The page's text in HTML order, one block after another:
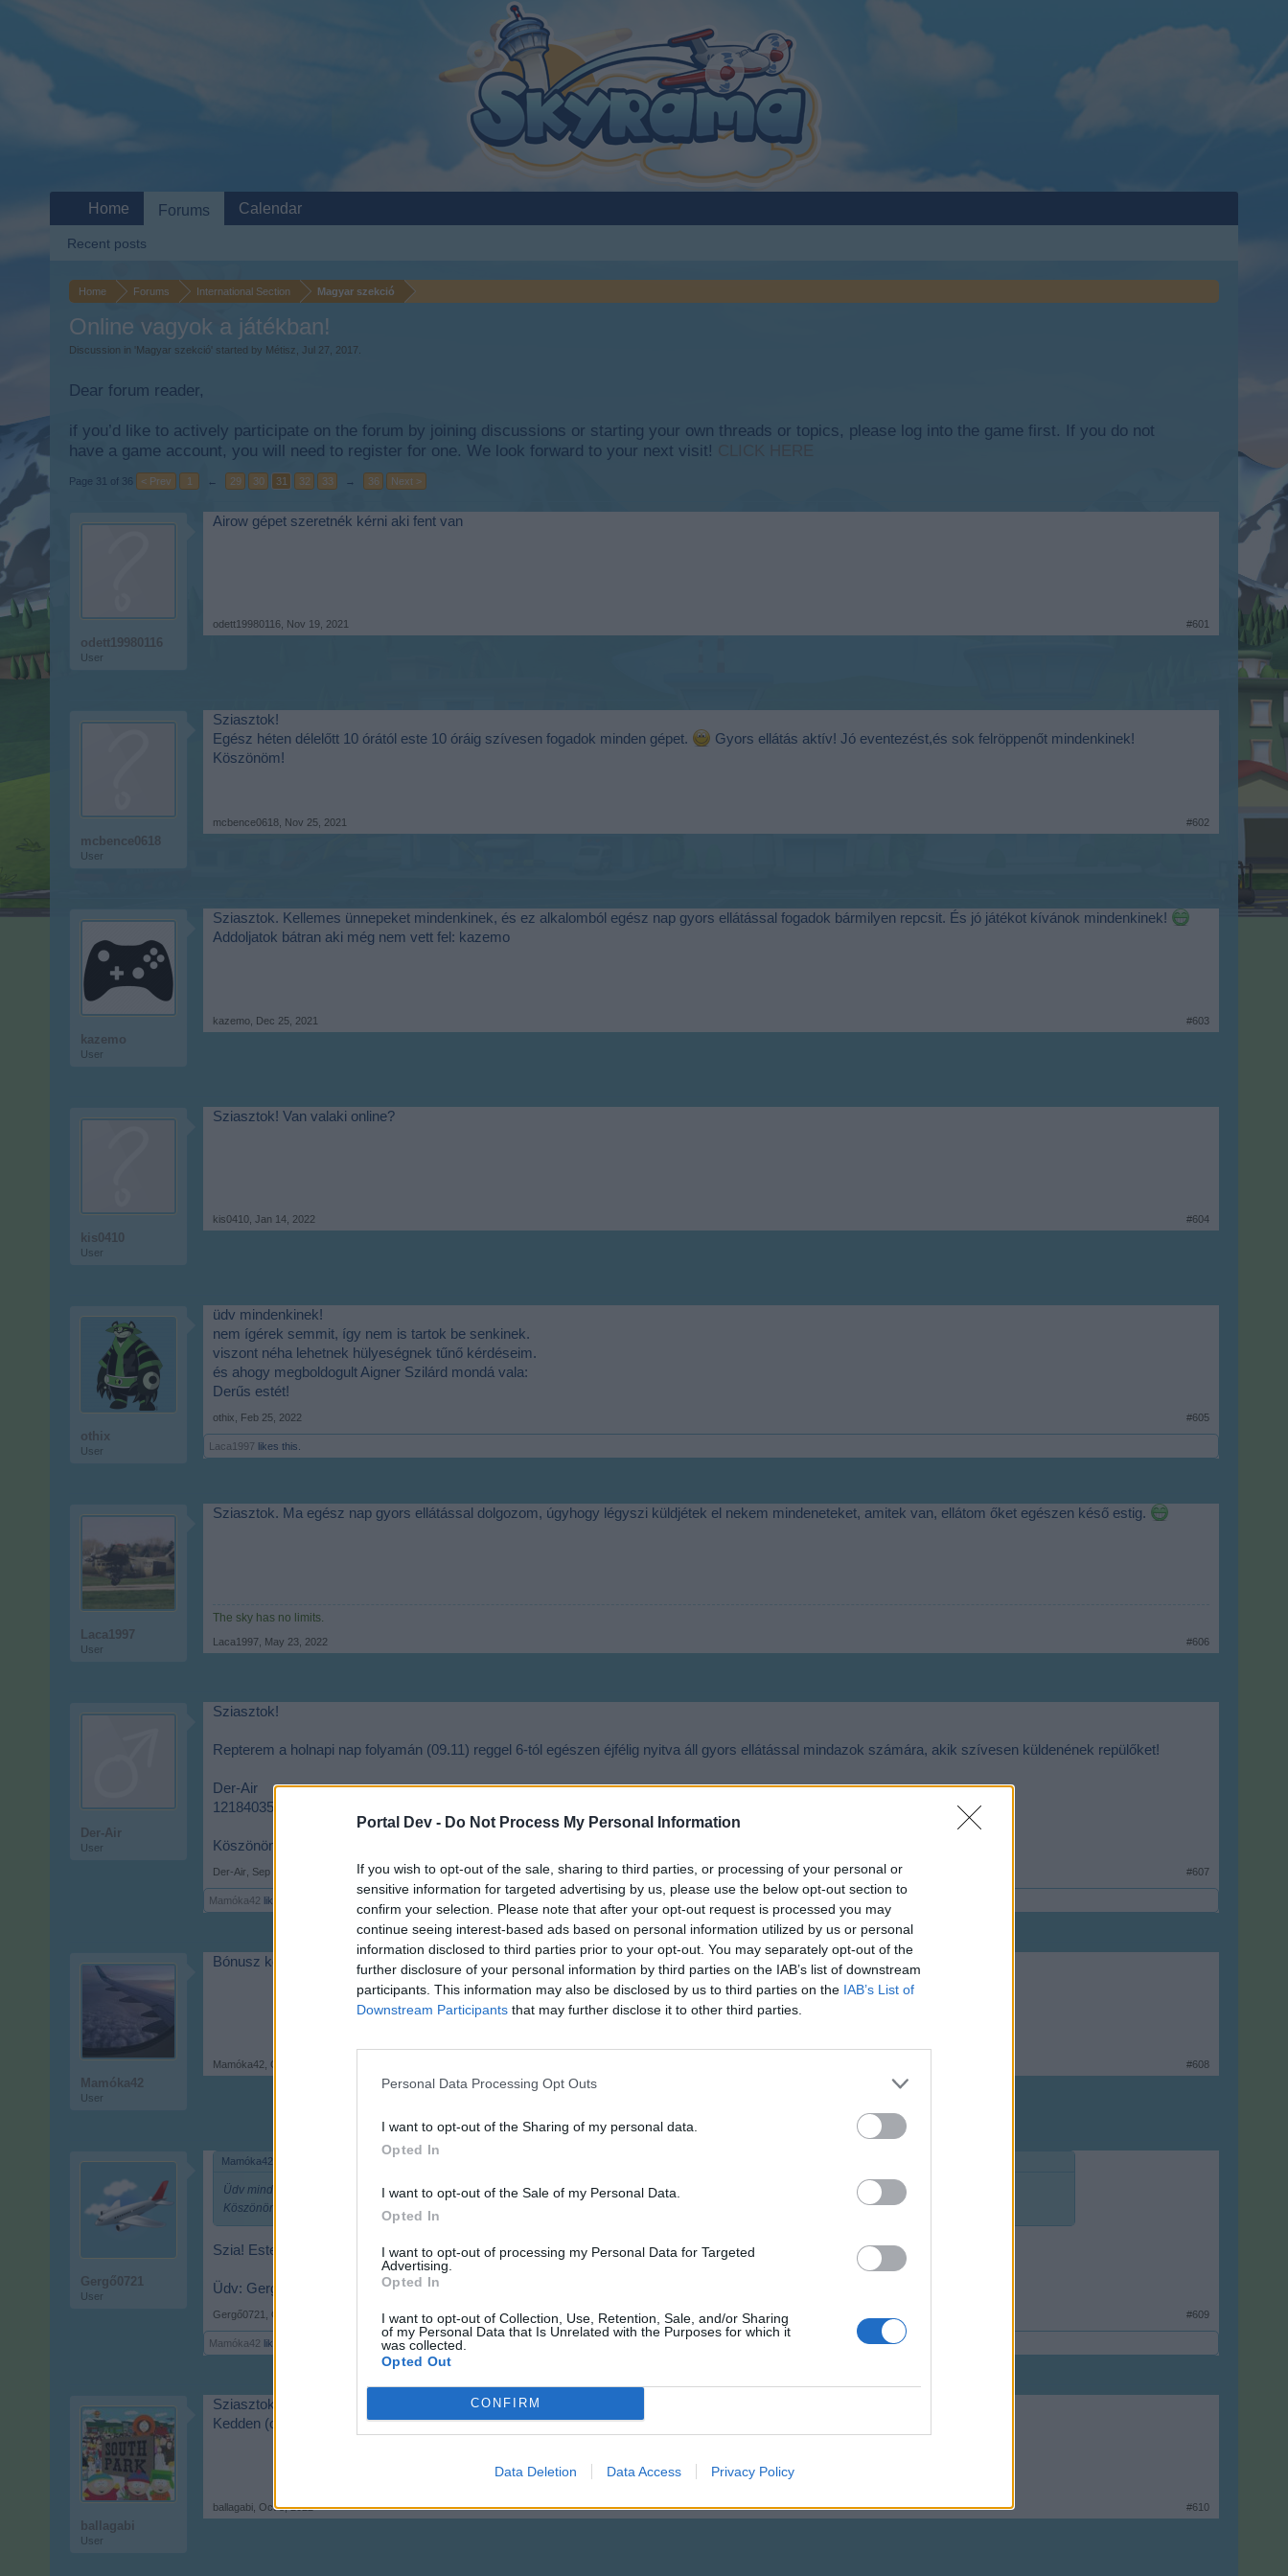
Portal Dev - Do Not Process My Personal Information
If you wish to opt-out of the sale, sharing to third parties, or processing of your personal or
sensitive information for targeted advertising by us, please use the below opt-out section to
confirm your selection. Please note that after your opt-out request is processed you may
continue seeing interest-based ads based on personal information utilized by us or personal
information disclosed to third parties prior to your opt-out. You may separately opt-out of the
further disclosure of your personal information by third parties on the IAB’s list of downstream
participants. This information may also be disclosed by us to third parties on the IAB’s List of
Downstream Participants that may further disclose it to other third parties.
Personal Data Processing Opt Outs
I want to opt-out of the Sharing of my personal data.
Opted In
I want to opt-out of the Sale of my Personal Data.
Opted In
I want to opt-out of processing my Personal Data for Targeted
Advertising.
Opted In
I want to opt-out of Collection, Use, Retention, Sale, and/or Sharing
of my Personal Data that Is Unrelated with the Purposes for which it
was collected.
Opted Out
CONFIRM
Data Deletion Data Access Privacy Policy
Home Forums International Section Magyar szekció
Online vagyok a játékban!
Discussion in ' Magyar szekció ' started by Métisz Jul 27, 2017
Dear forum reader,
if you’d like to actively participate on the forum by joining discussions or starting your own threads or topics, please log into the game first. If you do not
have a game account, you will need to register for one. We look forward to your next visit!
CLICK HERE
Page 31 of 36 < Prev 1 ← 29 30 31 32 33 → 36 Next >
odett19980116
User
Airow gépet szeretnék kérni aki fent van
odett19980116 Nov 19, 2021 #601
mcbence0618
User
Sziasztok!
Egész héten délelőtt 10 órától este 10 óráig szívesen fogadok minden gépet.
Gyors ellátás aktív! Jó eventezést,és sok felröppenőt mindenkinek!
Köszönöm!
mcbence0618 Nov 25, 2021 #602
kazemo
User
Sziasztok. Kellemes ünnepeket mindenkinek, és ez alkalomból egész nap gyors ellátással fogadok bármilyen repcsit. És jó játékot kívánok mindenkinek!
Addoljatok bátran aki még nem vett fel: kazemo
kazemo Dec 25, 2021 #603
kis0410
User
Sziasztok! Van valaki online?
kis0410 Jan 14, 2022 #604
othix
User
üdv mindenkinek!
nem ígérek semmit, így nem is tartok be senkinek.
viszont néha lehetnek hülyeségnek tűnő kérdéseim.
és ahogy megboldogult Aigner Szilárd mondá vala:
Derűs estét!
othix Feb 25, 2022 #605
Laca1997 likes this.
Laca1997
User
Sziasztok. Ma egész nap gyors ellátással dolgozom, úgyhogy légyszi küldjétek el nekem mindeneteket, amitek van, ellátom őket egészen késő estig.
The sky has no limits.
Laca1997 May 23, 2022 #606
Der-Air
User
Sziasztok!
Repterem a holnapi nap folyamán (09.11) reggel 6-tól egészen éjfélig nyitva áll gyors ellátással mindazok számára, akik szívesen küldenének repülőket!
Der-Air
12184035
Köszönöm szépen!
Der-Air Sep 10, 2022 #607
Mamóka42 likes this.
Mamóka42
User
Bónusz kód: Because
Mamóka42 Oct 1, 2022 #608
Gergő0721
User
Mamóka42 said:
Üdv mindenkinek. Szívesen fogadok gépeket,a mai nap folyamán.
Köszönöm.
Szia! Este 10-ig én is online vagyok. Küldtem baráti felkérést neked.
Üdv: Gergő0721
Gergő0721 Oct 1, 2022 #609
Mamóka42 likes this.
ballagabi
User
Sziasztok!
Kedden (okt. 03) játszik valaki?
ballagabi Oct 3, 2022 #610
Home Forums
Recent posts
Calendar